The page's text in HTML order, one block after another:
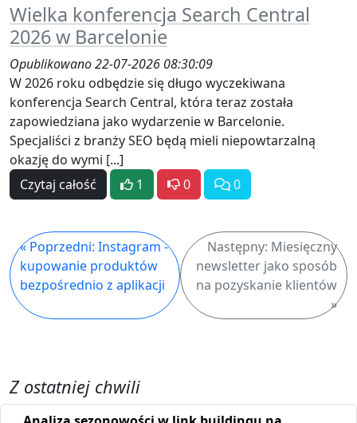
Wielka konferencja Search Central
2026 w Barcelonie
Opublikowano 22-07-2026 08:30:09
W 2026 roku odbędzie się długo wyczekiwana
konferencja Search Central, która teraz została
zapowiedziana jako wydarzenie w Barcelonie.
Specjaliści z branży SEO będą mieli niepowtarzalną
okazję do wymi [...]
Czytaj całość
1 0 0
« Poprzedni: Instagram -
kupowanie produktów
bezpośrednio z aplikacji
Następny: Miesięczny
newsletter jako sposób
na pozyskanie klientów
»
Z ostatniej chwili